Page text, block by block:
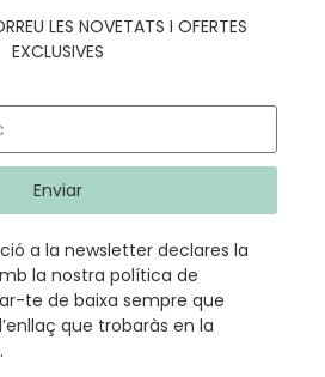
LES NOVETATS I OFERTES
EXCLUSIVES
Enviar
a la newsletter declares la
la nostra política de
te de baixa sempre que
que trobaràs en la